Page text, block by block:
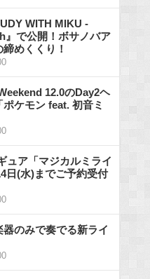
WITH MIKU -
』で公開！ボサノバア
めくくり！
12.0のDay2ヘ
ケモン feat. 初音ミ
ュア「マジカルミライ
日(水)までご予約受付
のみで奏でる新ライ